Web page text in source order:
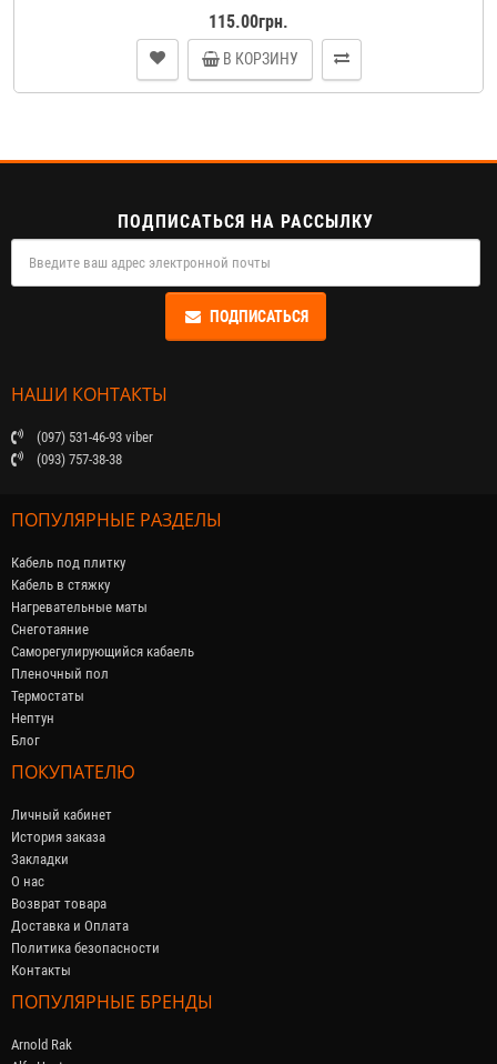
115.00грн.
В КОРЗИНУ
ПОДПИСАТЬСЯ НА РАССЫЛКУ
ПОДПИСАТЬСЯ
НАШИ КОНТАКТЫ
(097) 531-46-93 viber
(093) 757-38-38
ПОПУЛЯРНЫЕ РАЗДЕЛЫ
Кабель под плитку
Кабель в стяжку
Нагревательные маты
Снеготаяние
Саморегулирующийся кабaель
Пленочный пол
Термостаты
Нептун
Блог
ПОКУПАТЕЛЮ
Личный кабинет
История заказа
Закладки
О нас
Возврат товара
Доставка и Оплата
Политика безопасности
Контакты
ПОПУЛЯРНЫЕ БРЕНДЫ
Arnold Rak